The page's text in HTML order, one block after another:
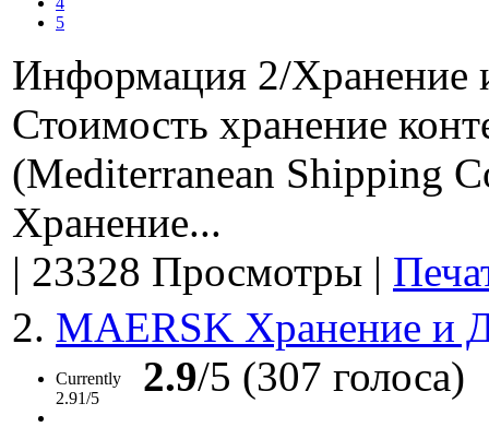
5
Информация 2/Хранение
Стоимость хранение
(Mediterranean Shipping
Хранение...
| 23328 Просмотры |
2. MAERSK Хранение и
Currently
2.91/5
2.9/5 (307 голоса)